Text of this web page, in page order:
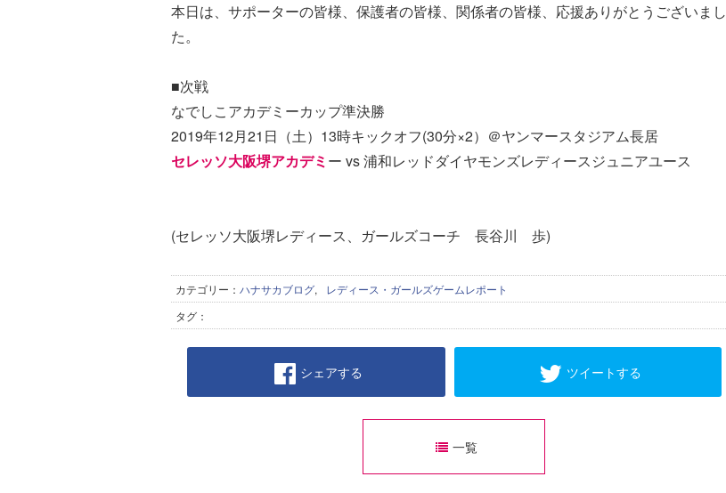
本日は、サポーターの皆様、保護者の皆様、関係者の皆様、応援ありがとうございまし
た。
■次戦
なでしこアカデミーカップ準決勝
2019年12月21日（土）13時キックオフ(30分×2）＠ヤンマースタジアム長居
セレッソ大阪堺アカデミー vs 浦和レッドダイヤモンズレディースジュニアユース
(セレッソ大阪堺レディース、ガールズコーチ 長谷川 歩)
カテゴリー： ハナサカブログ,
レディース・ガールズゲームレポート
タグ：
シェアする ツイートする
一覧